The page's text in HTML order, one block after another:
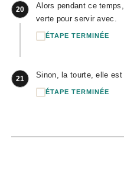
20
Alors pendant ce
verte pour servir avec.
ÉTAPE TERMINÉE
21 Sinon, la tourte, elle est
ÉTAPE TERMINÉE